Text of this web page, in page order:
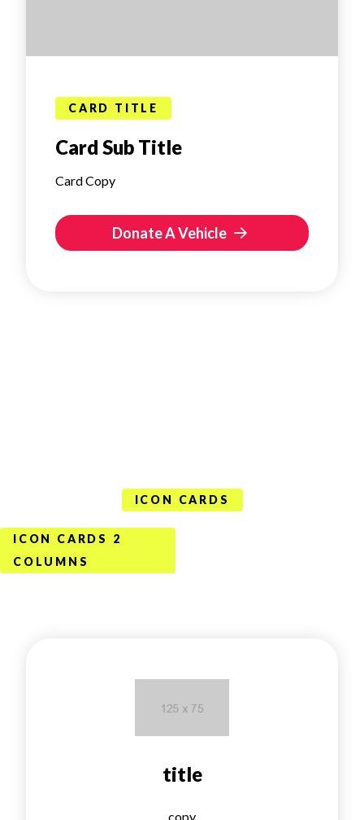
CARD TITLE
Card Sub Title
Card Copy
Donate A Vehicle
ICON CARDS
ICON CARDS 2
COLUMNS
title
copy